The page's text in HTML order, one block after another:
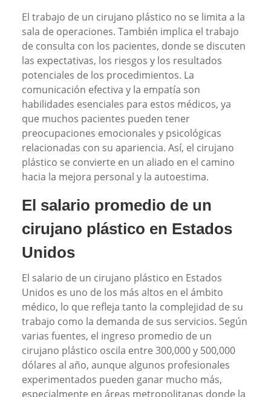
El trabajo de un cirujano plástico no se limita a la
sala de operaciones. También implica el trabajo
de consulta con los pacientes, donde se discuten
las expectativas, los riesgos y los resultados
potenciales de los procedimientos. La
comunicación efectiva y la empatía son
habilidades esenciales para estos médicos, ya
que muchos pacientes pueden tener
preocupaciones emocionales y psicológicas
relacionadas con su apariencia. Así, el cirujano
plástico se convierte en un aliado en el camino
hacia la mejora personal y la autoestima.
El salario promedio de un
cirujano plástico en Estados
Unidos
El salario de un cirujano plástico en Estados
Unidos es uno de los más altos en el ámbito
médico, lo que refleja tanto la complejidad de su
trabajo como la demanda de sus servicios. Según
varias fuentes, el ingreso promedio de un
cirujano plástico oscila entre 300,000 y 500,000
dólares al año, aunque algunos profesionales
experimentados pueden ganar mucho más,
especialmente en áreas metropolitanas donde la